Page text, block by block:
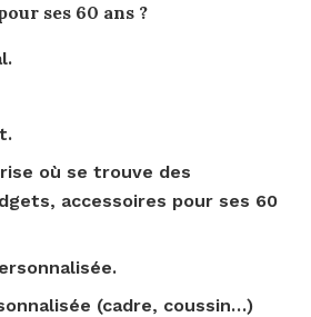
ses 60 ans ?
où se trouve des
accessoires pour ses 60
(cadre, coussin…)